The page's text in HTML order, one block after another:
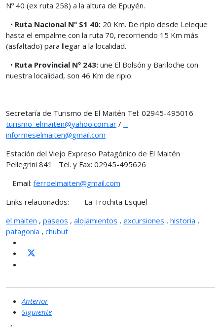
Nº 40 (ex ruta 258) a la altura de Epuyén.
• Ruta Nacional Nº S1 40: 20 Km. De ripio desde Leleque
hasta el empalme con la ruta 70, recorriendo 15 Km más
(asfaltado) para llegar a la localidad.
• Ruta Provincial Nº 243: une El Bolsón y Bariloche con
nuestra localidad, son 46 Km de ripio.
Secretaría de Turismo de El Maitén Tel: 02945-495016
turismo_elmaiten@yahoo.com.ar /
informeselmaiten@gmail.com
Estación del Viejo Expreso Patagónico de El Maitén
Pellegrini 841 Tel. y Fax: 02945-495626
Email: ferroelmaiten@gmail.com
Links relacionados: La Trochita Esquel
el maiten , paseos , alojamientos , excursiones , historia ,
patagonia , chubut
Anterior
Siguiente